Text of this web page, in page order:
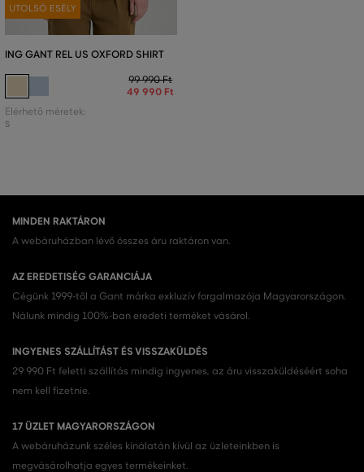
UTOLSÓ ESÉLY
ING GANT REL US OXFORD SHIRT
99 990 Ft
49 990 Ft
Elérhető méretek:
S
MINDEN RAKTÁRON
A webáruházban lévő összes áru raktáron van.
AZ EREDETISÉG GARANCIÁJA
Cégünk 1999-től a Gant márka exkluzív forgalmazója Magyarországon.
Nálunk mindig 100%-ban eredeti terméket vásárol.
INGYENES SZÁLLÍTÁST ÉS VISSZAKÜLDÉS
29 990 Ft feletti szállítás mindig ingyenes, az áru visszaküldéséért soha
nem kell fizetnie.
17 ÜZLET MAGYARORSZÁGON
A webáruházunk széles kínálatán kívül az üzleteinkben is
megvásárolhatja egyes termékeinket.